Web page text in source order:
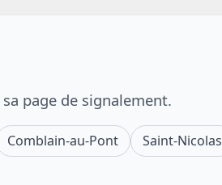
page de signalement.
Comblain-au-Pont Saint-Nicolas